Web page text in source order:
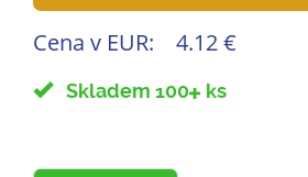
Cena v EUR: 4.12 €
Skladem 100 ks